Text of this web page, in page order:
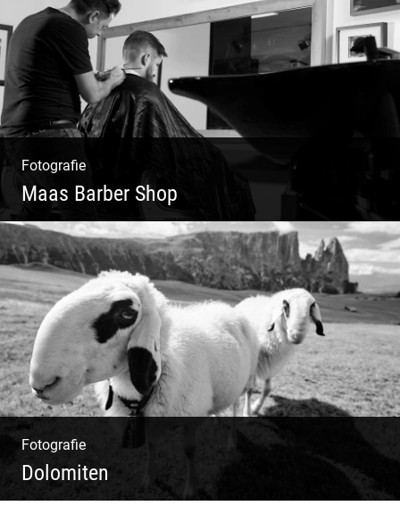
Fotografie
Maas Barber Shop
Coole Bartstyles | Haircut & Shave | Farbe
& Schnitt | Creating Men
Fotografie
Dolomiten